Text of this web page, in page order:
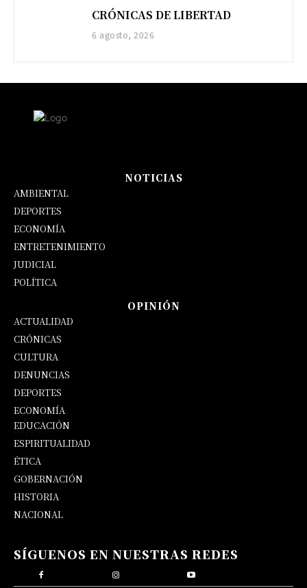
CRÓNICAS DE LIBERTAD
6 agosto, 2026
NOTICIAS
AMBIENTAL
DEPORTES
ECONOMÍA
ENTRETENIMIENTO
JUDICIAL
POLÍTICA
OPINIÓN
ACTUALIDAD
CRÓNICAS
CULTURA
DENUNCIAS
DEPORTES
ECONOMÍA
OPINIÓN
EDUCACIÓN
ESPIRITUALIDAD
ÉTICA
GOBERNACIÓN
HISTORIA
NACIONAL
SÍGUENOS EN NUESTRAS REDES